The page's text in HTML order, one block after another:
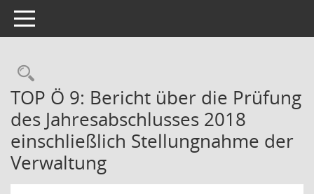
Toggle navigation
Rechercheauswahl
TOP Ö 9: Bericht über die Prüfung
des Jahresabschlusses 2018
einschließlich Stellungnahme der
Verwaltung